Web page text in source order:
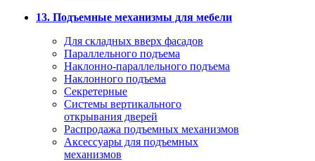
13. Подъемные механизмы для мебели
Для складных вверх фасадов
Параллельного подъема
Наклонно-параллельного подъема
Наклонного подъема
Секретерные
Системы вертикального
открывания дверей
Распродажа подъемных механизмов
Аксессуары для подъемных
механизмов